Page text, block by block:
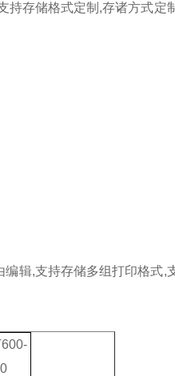
持存储格式定制 ,存诸方式定
编辑,支持存储多组打印格式,